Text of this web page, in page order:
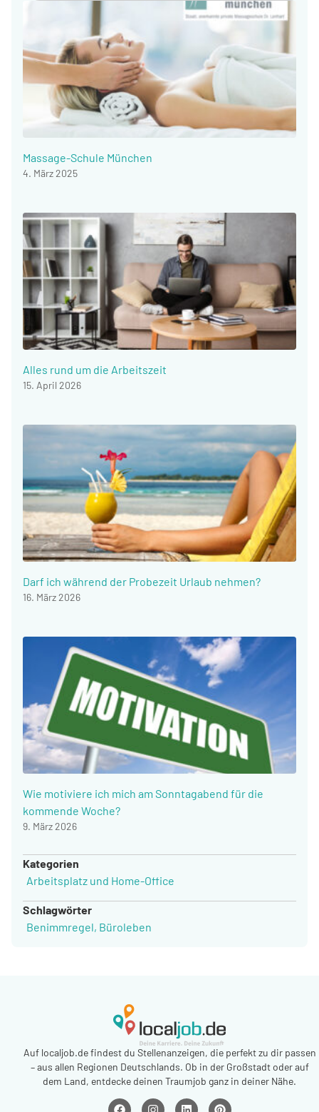
Massage-Schule München
4. März 2025
Alles rund um die Arbeitszeit
15. April 2026
Darf ich während der Probezeit Urlaub nehmen?
16. März 2026
Wie motiviere ich mich am Sonntagabend für die
kommende Woche?
9. März 2026
Kategorien
Arbeitsplatz und Home-Office
Schlagwörter
Benimmregel, Büroleben
Auf localjob.de findest du Stellenanzeigen, die perfekt zu dir passen
– aus allen Regionen Deutschlands. Ob in der Großstadt oder auf
dem Land, entdecke deinen Traumjob ganz in deiner Nähe.